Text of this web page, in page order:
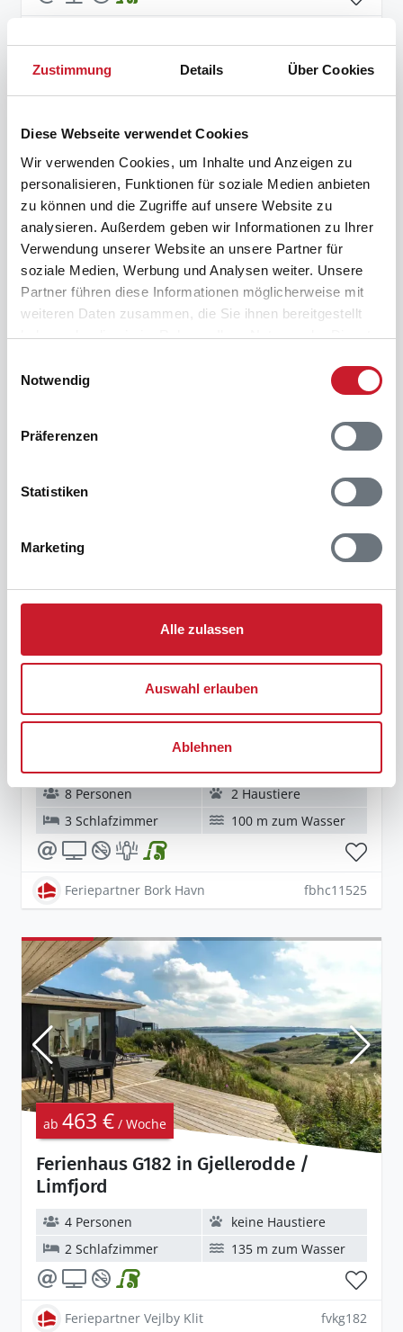
Zustimmung Details Über Cookies
Diese Webseite verwendet Cookies
Wir verwenden Cookies, um Inhalte und Anzeigen zu
personalisieren, Funktionen für soziale Medien anbieten
zu können und die Zugriffe auf unsere Website zu
analysieren. Außerdem geben wir Informationen zu Ihrer
Verwendung unserer Website an unsere Partner für
soziale Medien, Werbung und Analysen weiter. Unsere
Partner führen diese Informationen möglicherweise mit
weiteren Daten zusammen, die Sie ihnen bereitgestellt
haben oder die sie im Rahmen Ihrer Nutzung der Dienste
Notwendig
Präferenzen
Statistiken
Marketing
Alle zulassen
Auswahl erlauben
Ablehnen
Ferienhaus 11-4571 in Løkken /
ab797 €/ Woche
1 Schlafzimmer
50 m zum Wasser
Ringkøbing Fjord
/ Woche
8 Personen
2 Haustiere
3 Schlafzimmer
100 m zum Wasser
Feriepartner Bork Havn fbhc11525
Ferienhaus G182 in Gjellerodde /
Limfjord
ab 463 € / Woche
4 Personen
keine Haustiere
2 Schlafzimmer
135 m zum Wasser
Feriepartner Vejlby Klit fvkg182